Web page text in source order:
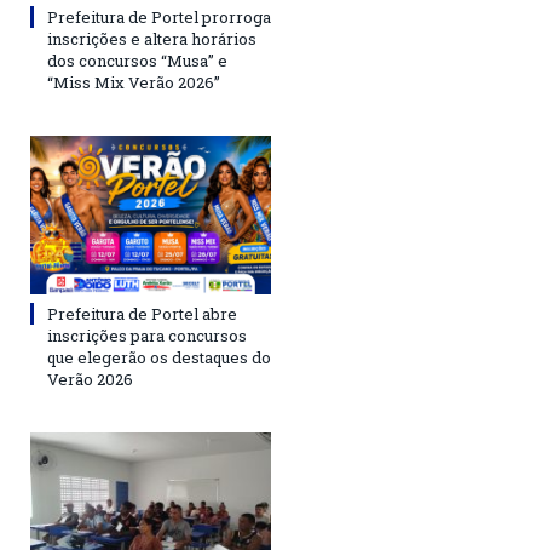
Prefeitura de Portel prorroga
inscrições e altera horários
dos concursos “Musa” e
“Miss Mix Verão 2026”
Prefeitura de Portel abre
inscrições para concursos
que elegerão os destaques do
Verão 2026